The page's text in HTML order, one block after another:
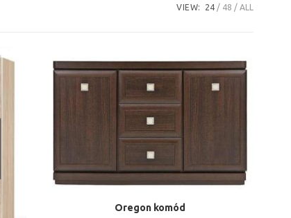
VIEW: 24 48 ALL
Oregon komód